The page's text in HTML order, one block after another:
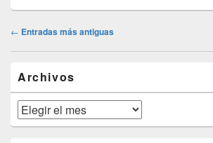
Navegación
← Entradas más antiguas
área
de
widget
barra
lateral
Archivos
Archivos